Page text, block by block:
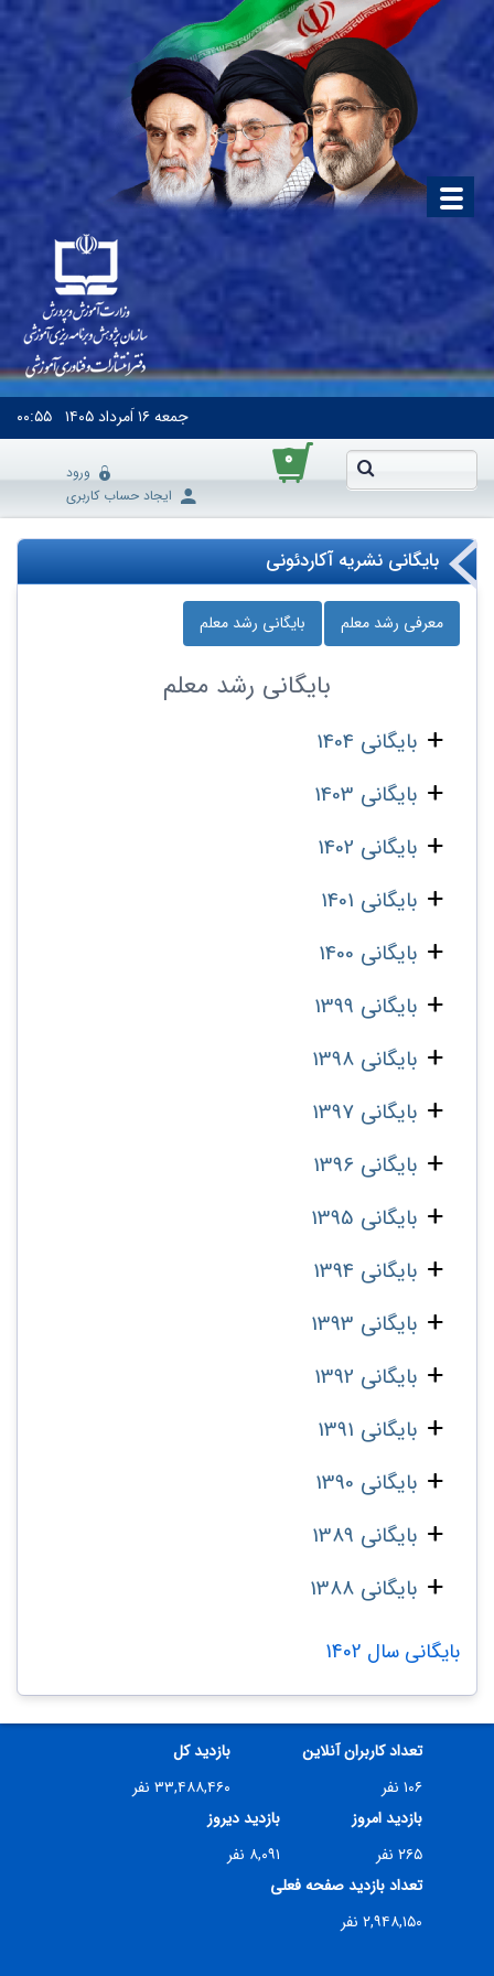
جمعه۱۶ اَمرداد ۱۴۰۵ ۰۰:۵۵
۰
ورود
ایجاد حساب کاربری
بایگانی نشریه آکاردئونی
معرفی رشد معلم بایگانی رشد معلم
بایگانی رشد معلم
بایگانی 1404
بایگانی 1403
بایگانی 1402
بایگانی 1401
بایگانی 1400
بایگانی 1399
بایگانی 1398
بایگانی 1397
بایگانی 1396
بایگانی 1395
بایگانی 1394
بایگانی 1393
بایگانی 1392
بایگانی 1391
بایگانی 1390
بایگانی 1389
بایگانی 1388
بایگانی سال 1402
تعداد کاربران آنلاین
۱۰۶ نفر
بازدید کل
۳۳,۴۸۸,۴۶۰ نفر
بازدید امروز
۲۶۵ نفر
بازدید دیروز
۸,۰۹۱ نفر
تعداد بازدید صفحه فعلی
۲,۹۴۸,۱۵۰ نفر